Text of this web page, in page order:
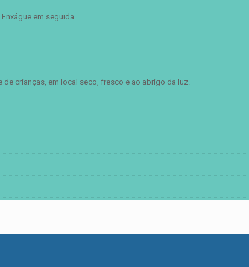
em seguida.
de crianças, em local seco, fresco e ao abrigo da luz.